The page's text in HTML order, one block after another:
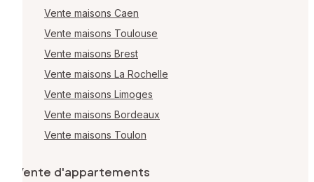
Vente maisons Caen
Vente maisons Toulouse
Vente maisons Brest
Vente maisons La Rochelle
Vente maisons Limoges
Vente maisons Bordeaux
Vente maisons Toulon
Vente d'appartements